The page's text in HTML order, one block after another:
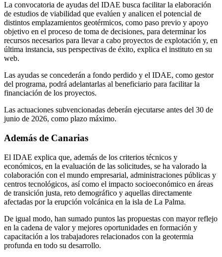
La convocatoria de ayudas del IDAE busca facilitar la elaboración
de estudios de viabilidad que evalúen y analicen el potencial de
distintos emplazamientos geotérmicos, como paso previo y apoyo
objetivo en el proceso de toma de decisiones, para determinar los
recursos necesarios para llevar a cabo proyectos de explotación y, en
última instancia, sus perspectivas de éxito, explica el instituto en su
web.
Las ayudas se concederán a fondo perdido y el IDAE, como gestor
del programa, podrá adelantarlas al beneficiario para facilitar la
financiación de los proyectos.
Las actuaciones subvencionadas deberán ejecutarse antes del 30 de
junio de 2026, como plazo máximo.
Además de Canarias
El IDAE explica que, además de los criterios técnicos y
económicos, en la evaluación de las solicitudes, se ha valorado la
colaboración con el mundo empresarial, administraciones públicas y
centros tecnológicos, así como el impacto socioeconómico en áreas
de transición justa, reto demográfico y aquellas directamente
afectadas por la erupción volcánica en la isla de La Palma.
De igual modo, han sumado puntos las propuestas con mayor reflejo
en la cadena de valor y mejores oportunidades en formación y
capacitación a los trabajadores relacionados con la geotermia
profunda en todo su desarrollo.